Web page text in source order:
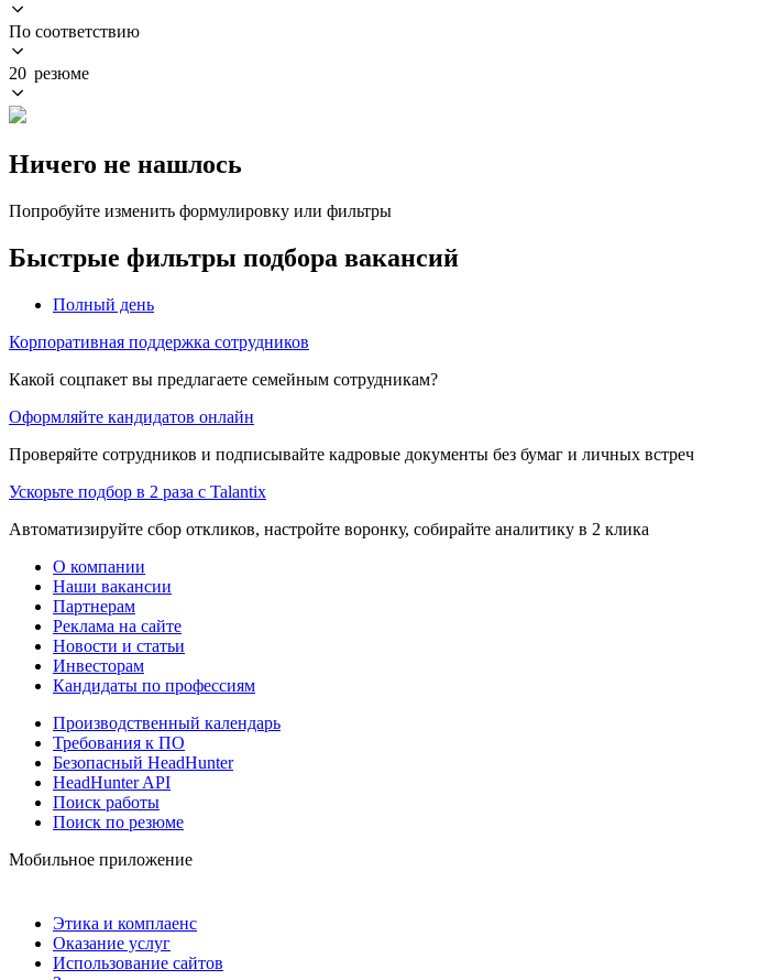
По соответствию
20 резюме
Ничего не нашлось
Попробуйте изменить формулировку или фильтры
Быстрые фильтры подбора вакансий
Полный день
Корпоративная поддержка сотрудников
Какой соцпакет вы предлагаете семейным сотрудникам?
Оформляйте кандидатов онлайн
Проверяйте сотрудников и подписывайте кадровые документы без бумаг и личных встреч
Ускорьте подбор в 2 раза с Talantix
Автоматизируйте сбор откликов, настройте воронку, собирайте аналитику в 2 клика
О компании
Наши вакансии
Партнерам
Реклама на сайте
Новости и статьи
Инвесторам
Кандидаты по профессиям
Производственный календарь
Требования к ПО
Безопасный HeadHunter
HeadHunter API
Поиск работы
Поиск по резюме
Мобильное приложение
Этика и комплаенс
Оказание услуг
Использование сайтов